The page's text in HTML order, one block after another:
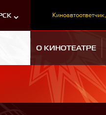
Киноавтоответчик,
О КИНОТЕАТРЕ